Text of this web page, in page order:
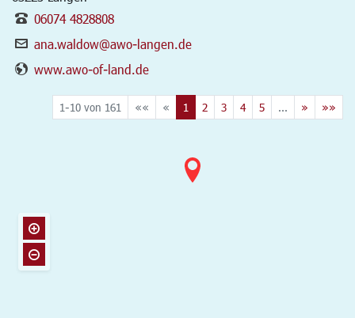
06074 4828808
ana.waldow@awo-langen.de
www.awo-of-land.de
1-10 von 161 «« « 1 2 3 4 5 ... » »»